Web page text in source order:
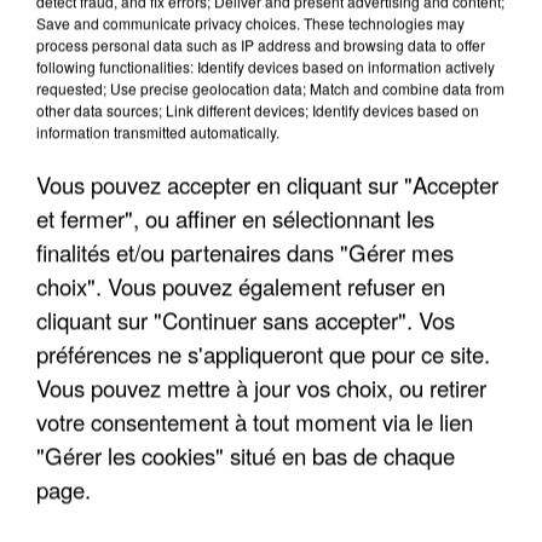
LES INTERVIEWS CHANTE
FRANCE
Voir plus
Save and communicate privacy choices. These technologies may
process personal data such as IP address and browsing data to offer
following functionalities: Identify devices based on information actively
requested; Use precise geolocation data; Match and combine data from
other data sources; Link different devices; Identify devices based on
information transmitted automatically.
Vous pouvez accepter en cliquant sur "Accepter
et fermer", ou affiner en sélectionnant les
finalités et/ou partenaires dans "Gérer mes
choix". Vous pouvez également refuser en
cliquant sur "Continuer sans accepter". Vos
préférences ne s'appliqueront que pour ce site.
Vous pouvez mettre à jour vos choix, ou retirer
votre consentement à tout moment via le lien
"Gérer les cookies" situé en bas de chaque
page.